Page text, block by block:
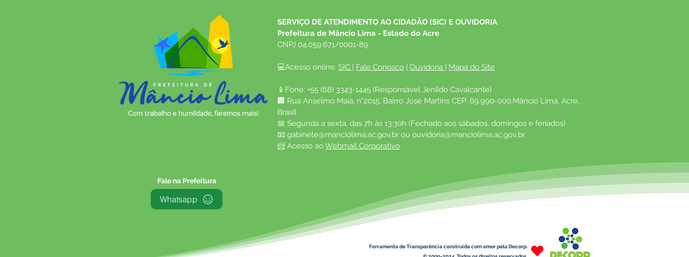
SERVIÇO DE ATENDIMENTO AO CIDADÃO (SIC) E OUVIDORIA
Prefeitura de Mâncio Lima - Estado do Acre
CNPJ 04.059.671/0001-89
💻Acesso online: SIC | Fale Conosco | Ouvidoria | Mapa do Site
📱Fone: +55 (68) 3343-1445 (Responsável Jenildo Cavalcante)
🏢 Rua Anselmo Maia, n°2015, Bairro José Martins CEP: 69.990-000.Mâncio Lima, Acre,
Brasil
📅 Segunda a sexta, das 7h às 13:30h (Fechado aos sábados, domingos e feriados)
📧 gabinete@manciolima.ac.gov.br ou ouvidoria@manciolima.ac.gov.br
📨 Acesso ao Webmail Corporativo
Fale na Prefeitura
Whatsapp
Ferramenta de Transparência construída com amor pela Decorp.